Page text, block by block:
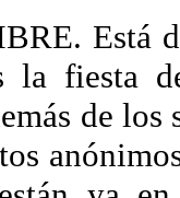
Está
fiesta
de